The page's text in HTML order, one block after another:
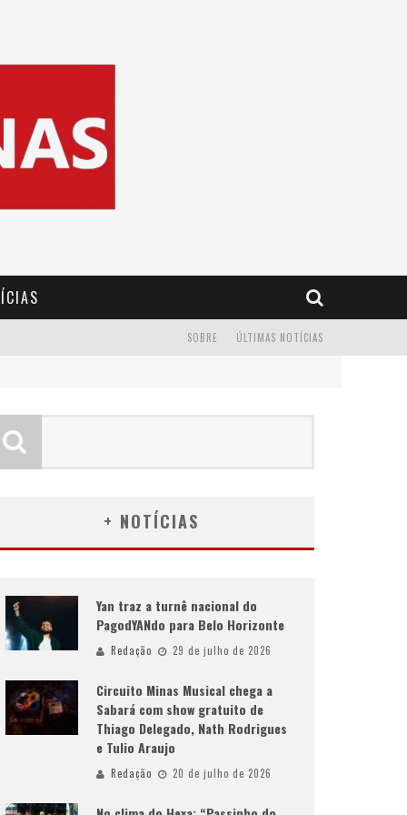
ÚLTIMAS NOTÍCIAS
SOBRE
+ NOTÍCIAS
Yan traz a turnê nacional do
PagodYANdo para Belo Horizonte
Redação 29 de julho de 2026
Circuito Minas Musical chega a
Sabará com show gratuito de
Thiago Delegado, Nath Rodrigues
e Tulio Araujo
Redação 20 de julho de 2026